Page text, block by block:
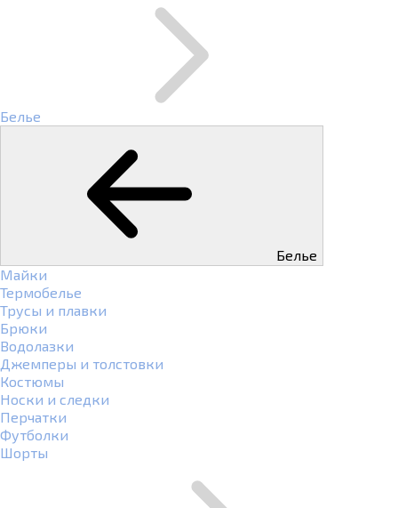
Белье
Белье
Майки
Термобелье
Трусы и плавки
Брюки
Водолазки
Джемперы и толстовки
Костюмы
Носки и следки
Перчатки
Футболки
Шорты